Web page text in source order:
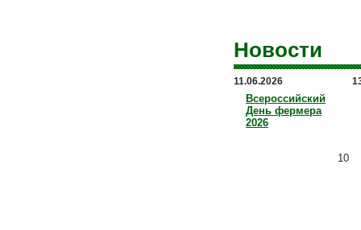
Новости
11.06.2026
Всероссийский
День фермера
2026
10